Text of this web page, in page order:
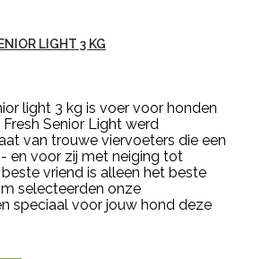
LIGHT 3 KG
light 3 kg is voer voor honden
Senior Light werd
van trouwe viervoeters die een
en voor zij met neiging tot
vriend is alleen het beste
selecteerden onze
speciaal voor jouw hond deze